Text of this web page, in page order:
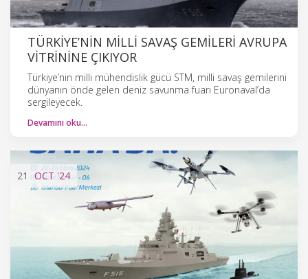
TÜRKIYE’NIN MILLI SAVAŞ GEMILERI AVRUPA
VITRININE ÇIKIYOR
Türkiye’nin milli mühendislik gücü STM, milli savaş gemilerini
dünyanın önde gelen deniz savunma fuarı Euronaval’da
sergileyecek.
Devamını oku…
21 OCT'24